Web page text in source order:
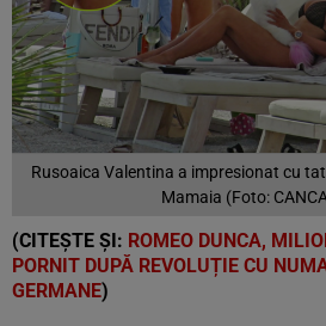
Rusoaica Valentina a impresionat cu
Mamaia (Foto:
(CITEȘTE ȘI: ROMEO DUNCA,
PORNIT DUPĂ REVOLUȚIE CU
GERMANE)